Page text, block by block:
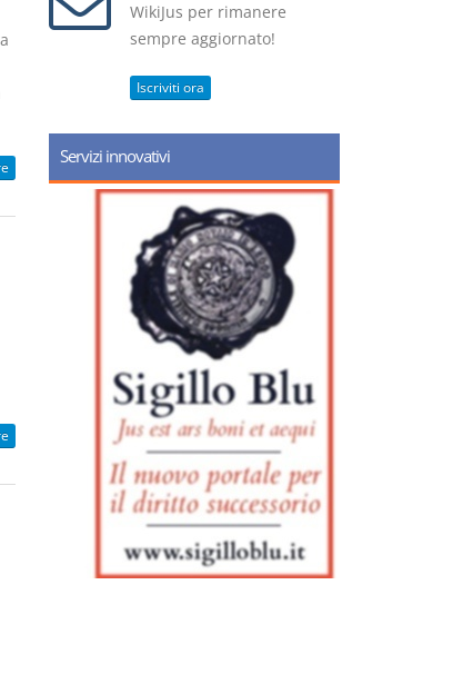
WikiJus per rimanere
sempre aggiornato!
Iscriviti ora
Servizi innovativi